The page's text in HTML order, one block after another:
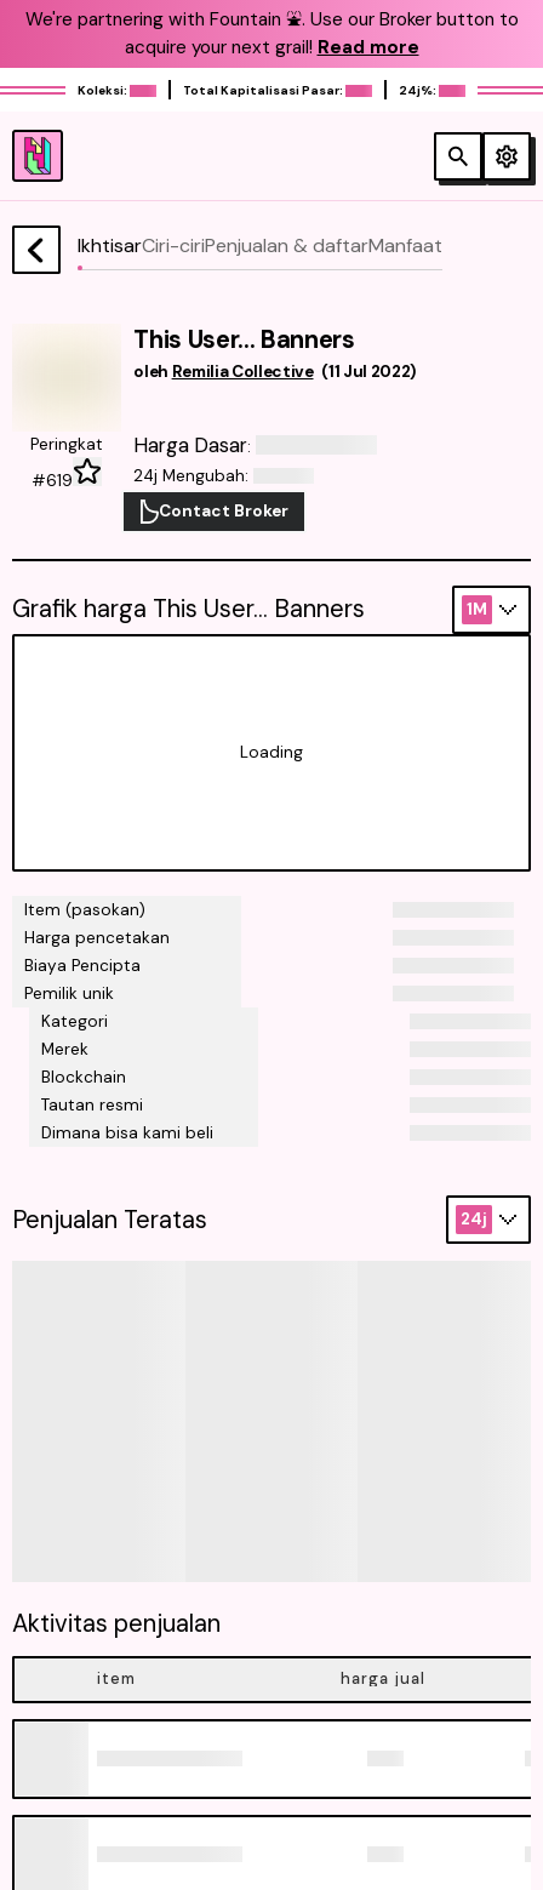
We're partnering with Fountain ⛲️. Use our Broker button to
acquire your next grail! Read more
Koleksi: Total Kapitalisasi Pasar: 24j%:
IkhtisarCiri-ciriPenjualan & daftarManfaat
This User... Banners
oleh Remilia Collective (11 Jul 2022)
Peringkat
#619
Harga Dasar:
24j Mengubah:
Contact Broker
Item (pasokan)
Harga pencetakan
Biaya Pencipta
Pemilik unik
Kategori
Merek
Blockchain
Tautan resmi
Dimana bisa kami beli
Grafik harga This User... Banners 1M
Loading
Penjualan Teratas 24j
Aktivitas penjualan
item harga jual